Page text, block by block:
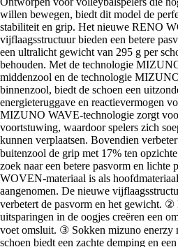
willen bewegen, biedt dit model de
stabiliteit en grip. Het nieuwe RENO
vijflaagsstructuur bieden een betere
een ultralicht gewicht van 295 g per
behouden. Met de technologie
middenzool en de technologie
binnenzool, biedt de schoen een
energieteruggave en reactievermogen
MIZUNO WAVE-technologie zorgt
voortstuwing, waardoor spelers zich
kunnen verplaatsen. Bovendien
buitenzool de grip met 17% ten
zoek naar een betere pasvorm en lichte
WOVEN-materiaal is als
aangenomen. De nieuwe
verbetert de pasvorm en het gewicht.
uitsparingen in de oogjes creëren een
voet omsluit. ③ Sokken mizuno enerzy
schoen biedt een zachte demping en